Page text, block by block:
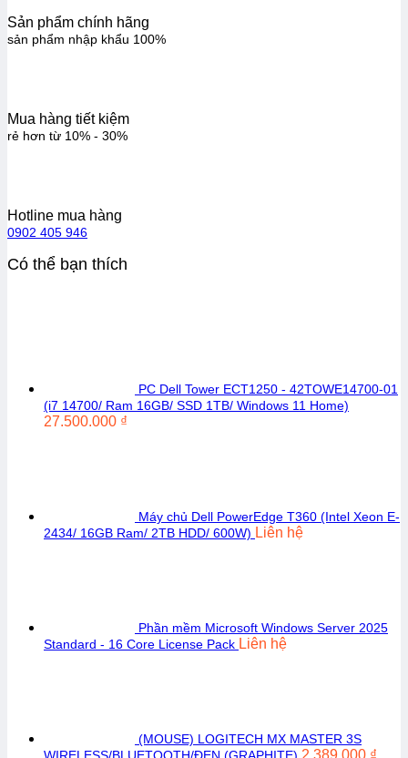
Sản phẩm chính hãng
sản phẩm nhập khẩu 100%
Mua hàng tiết kiệm
rẻ hơn từ 10% - 30%
Hotline mua hàng
0902 405 946
Có thể bạn thích
PC Dell Tower ECT1250 - 42TOWE14700-01
(i7 14700/ Ram 16GB/ SSD 1TB/ Windows 11 Home)
27.500.000 ₫
Máy chủ Dell PowerEdge T360 (Intel Xeon E-
2434/ 16GB Ram/ 2TB HDD/ 600W) Liên hệ
Phần mềm Microsoft Windows Server 2025
Standard - 16 Core License Pack Liên hệ
(MOUSE) LOGITECH MX MASTER 3S
2.389.000 ₫